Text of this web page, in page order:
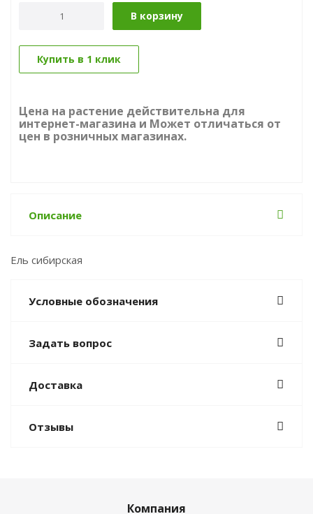
В корзину
Купить в 1 клик
Цена на растение действительна для
интернет-магазина и Может отличаться от
цен в розничных магазинах.
Описание
Ель сибирская
Условные обозначения
Задать вопрос
Доставка
Отзывы
Компания